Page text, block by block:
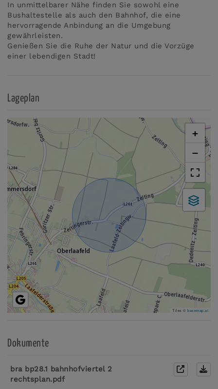
In unmittelbarer Nähe finden Sie sowohl eine
Bushaltestelle als auch den Bahnhof, die eine
hervorragende Anbindung an die Umgebung
gewährleisten.
Genießen Sie die Ruhe der Natur und die Vorzüge
einer lebendigen Stadt!
Lageplan
+
−
Tiles © basemap.at
Dokumente
bra bp28.1 bahnhofviertel 2
rechtsplan.pdf